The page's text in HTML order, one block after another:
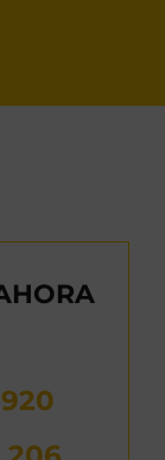
920